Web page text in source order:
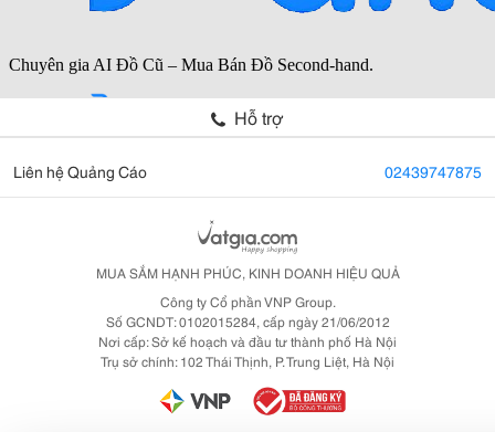
Hỗ trợ
Liên hệ Quảng Cáo 02439747875
MUA SẮM HẠNH PHÚC, KINH DOANH HIỆU QUẢ
Công ty Cổ phần VNP Group.
Số GCNDT: 0102015284, cấp ngày 21/06/2012
Nơi cấp: Sở kế hoạch và đầu tư thành phố Hà Nội
Trụ sở chính: 102 Thái Thịnh, P. Trung Liệt, Hà Nội